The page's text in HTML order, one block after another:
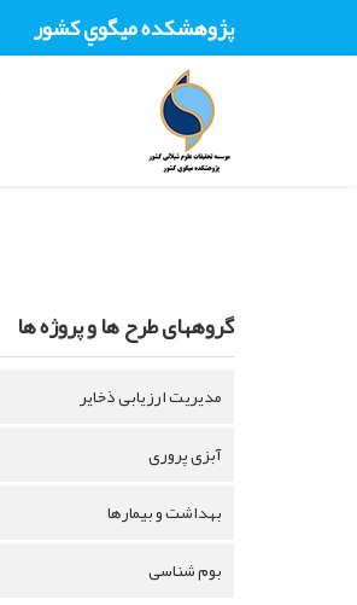
پژوهشکده ميگوي کشور
گروههای طرح ها و پروژه ها
مدیریت ارزیابی ذخایر
آبزی پروری
بهداشت و بیمارها
بوم شناسی